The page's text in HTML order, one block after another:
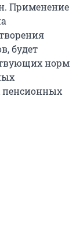
Применение
будет
норм
пенсионных